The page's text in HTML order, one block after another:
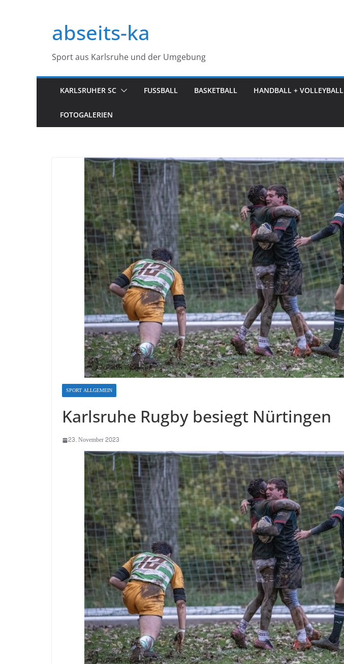
springenabseits-ka
Sport aus Karlsruhe und der Umgebung
KARLSRUHER SC FUSSBALL BASKETBALL HANDBALL + VOLLEYBALL
FOTOGALERIEN
SPORT ALLGEMEIN
Karlsruhe Rugby besiegt Nürtingen
23. November 2023